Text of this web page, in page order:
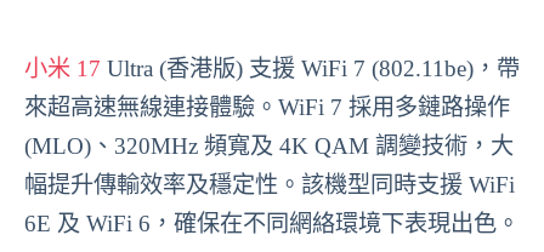
小米 17 Ultra (香港版) 支援 WiFi 7 (802.11be)，帶
來超高速無線連接體驗。WiFi 7 採用多鏈路操作
(MLO)、320MHz 頻寬及 4K QAM 調變技術，大
幅提升傳輸效率及穩定性。該機型同時支援 WiFi
6E 及 WiFi 6，確保在不同網絡環境下表現出色。